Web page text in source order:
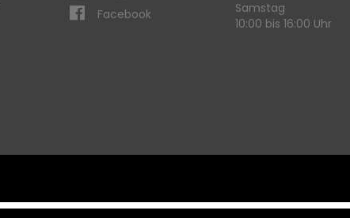
Facebook
Samstag
10:00 bis 16:00 Uhr